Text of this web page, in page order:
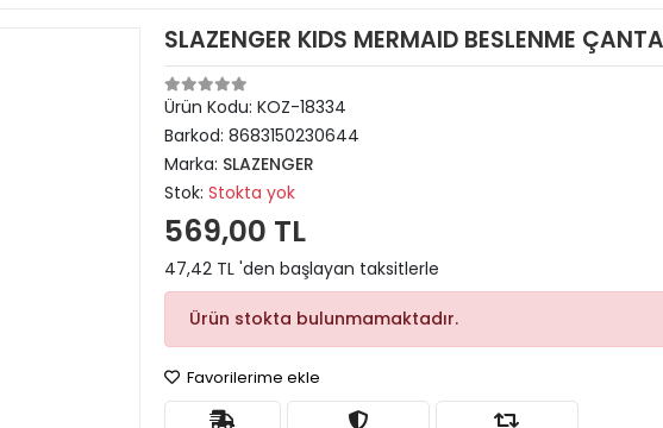
SLAZENGER KIDS MERMAID BESLENME
Ürün Kodu: KOZ-18334
Barkod: 8683150230644
Marka: SLAZENGER
Stok: Stokta yok
569,00 TL
47,42 TL 'den başlayan taksitlerle
Ürün stokta bulunmamaktadır.
Favorilerime ekle